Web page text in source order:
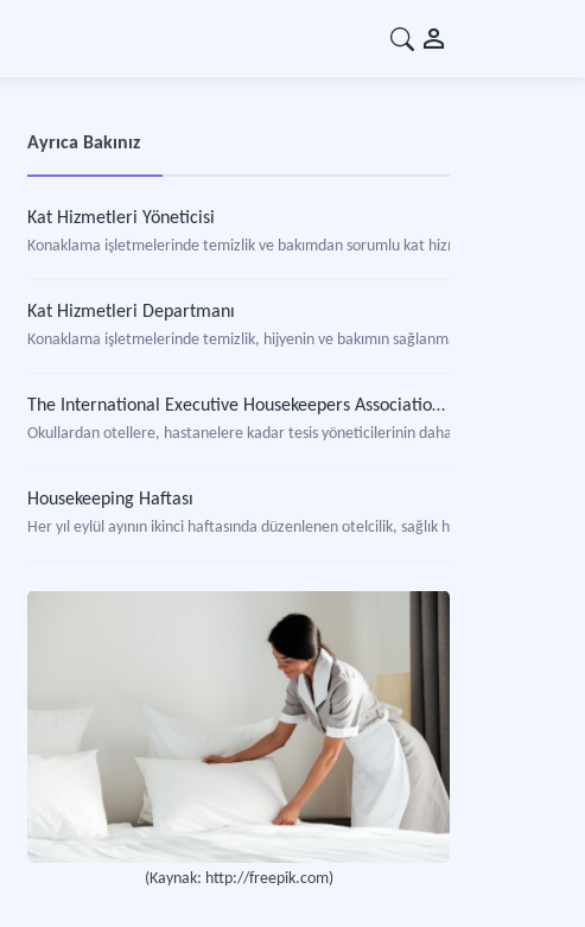
Ayrıca Bakınız
Kat Hizmetleri Yöneticisi
Konaklama işletmelerinde temizlik ve bakımdan sorumlu kat hizmetleri
Kat Hizmetleri Departmanı
Konaklama işletmelerinde temizlik, hijyenin ve bakımın sağlanması ve estetik
The International Executive Housekeepers Association (IEHA)
Okullardan otellere, hastanelere kadar tesis yöneticilerinin daha temiz, daha
Housekeeping Haftası
Her yıl eylül ayının ikinci haftasında düzenlenen otelcilik, sağlık hizmetleri, eğitim
(Kaynak: http://freepik.com)